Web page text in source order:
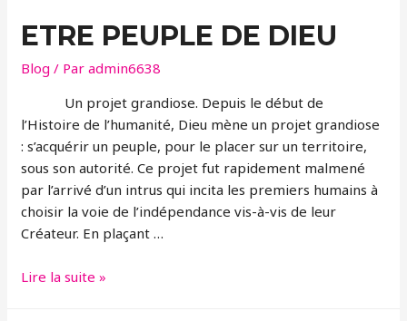
NOS
CONNAISSANCES
ETRE PEUPLE DE DIEU
Blog / Paradmin6638
Un projet grandiose. Depuis le début de
l’Histoire de l’humanité, Dieu mène un projet grandiose
: s’acquérir un peuple, pour le placer sur un territoire,
sous son autorité. Ce projet fut rapidement malmené
par l’arrivé d’un intrus qui incita les premiers humains à
choisir la voie de l’indépendance vis-à-vis de leur
Créateur. En plaçant …
ETRE
Lire la suite »